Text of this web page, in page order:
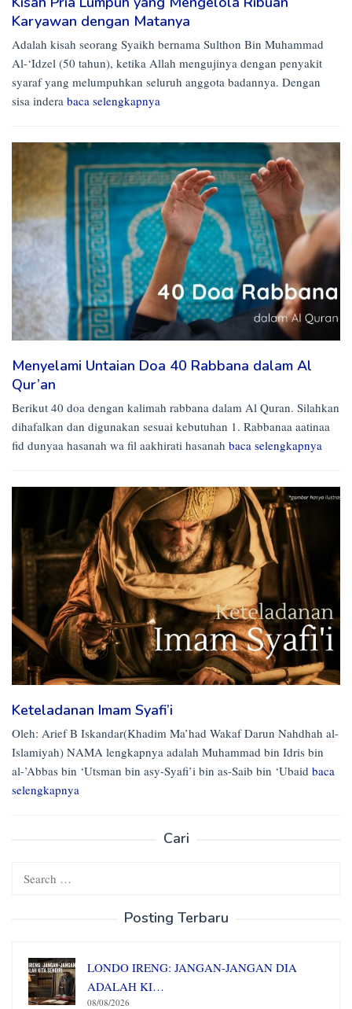
Karyawan dengan Matanya
Adalah kisah seorang Syaikh bernama Sulthon Bin Muhammad
Al-‘Idzel (50 tahun), ketika Allah mengujinya dengan penyakit
syaraf yang melumpuhkan seluruh anggota badannya. Dengan
sisa indera baca selengkapnya
Menyelami Untaian Doa 40 Rabbana dalam Al
Qur’an
Berikut 40 doa dengan kalimah rabbana dalam Al Quran. Silahkan
dihafalkan dan digunakan sesuai kebutuhan 1. Rabbanaa aatinaa
fid dunyaa hasanah wa fil aakhirati hasanah baca selengkapnya
Keteladanan Imam Syafi’i
Oleh: Arief B Iskandar(Khadim Ma’had Wakaf Darun Nahdhah al-
Islamiyah) NAMA lengkapnya adalah Muhammad bin Idris bin
al-’Abbas bin ‘Utsman bin asy-Syafi’i bin as-Saib bin ‘Ubaid baca
selengkapnya
Cari
Posting Terbaru
LONDO IRENG: JANGAN-JANGAN DIA
ADALAH KI…
08/08/2026